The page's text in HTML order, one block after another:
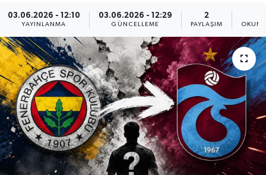
03.06.2026 - 12:10
YAYINLANMA
03.06.2026 - 12:29
GÜNCELLEME
2
PAYLAŞIM
Haber Arşivi